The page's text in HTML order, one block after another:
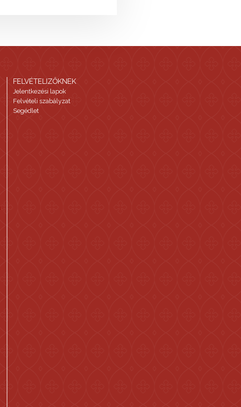
FELVÉTELIZŐKNEK
Jelentkezési lapok
Felvételi szabályzat
Segédlet